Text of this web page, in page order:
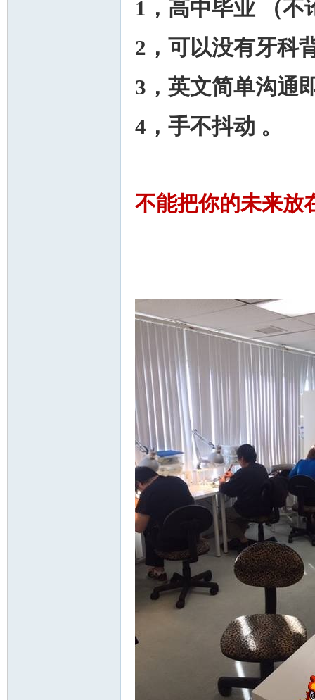
1，高中毕业 （不
2，可以没有牙科
3，英文简单沟通
4，手不抖动 。
不能把你的未来放